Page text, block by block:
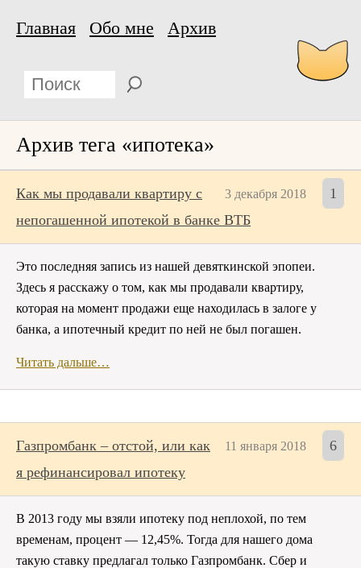
Главная Обо мне Архив
Архив тега «ипотека»
3 декабря 2018 1
Как мы продавали квартиру с
непогашенной ипотекой в банке ВТБ
Это последняя запись из нашей девяткинской эпопеи.
Здесь я расскажу о том, как мы продавали квартиру,
которая на момент продажи еще находилась в залоге у
банка, а ипотечный кредит по ней не был погашен.
Читать дальше…
11 января 2018 6
Газпромбанк – отстой, или как
я рефинансировал ипотеку
В 2013 году мы взяли ипотеку под неплохой, по тем
временам, процент — 12,45%. Тогда для нашего дома
такую ставку предлагал только Газпромбанк. Сбер и